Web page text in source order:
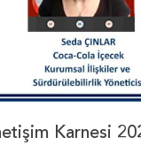
Karnesi